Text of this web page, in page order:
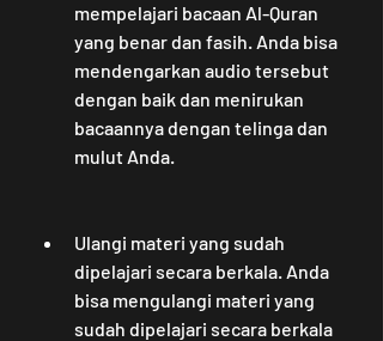
mempelajari bacaan Al-Quran
yang benar dan fasih. Anda bisa
mendengarkan audio tersebut
dengan baik dan menirukan
bacaannya dengan telinga dan
mulut Anda.
Ulangi materi yang sudah
dipelajari secara berkala. Anda
bisa mengulangi materi yang
sudah dipelajari secara berkala